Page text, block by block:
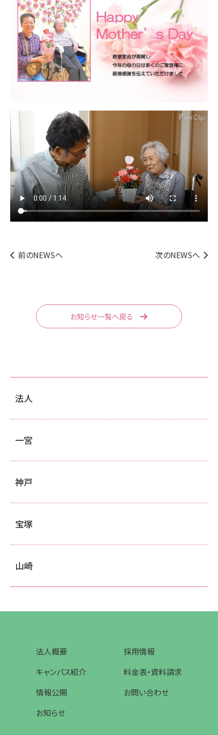
前のNEWSへ 次のNEWSへ
お知らせ一覧へ戻る
法人
一宮
神戸
宝塚
山崎
法人概要
キャンパス紹介
情報公開
お知らせ
採用情報
料金表・資料請求
お問い合わせ